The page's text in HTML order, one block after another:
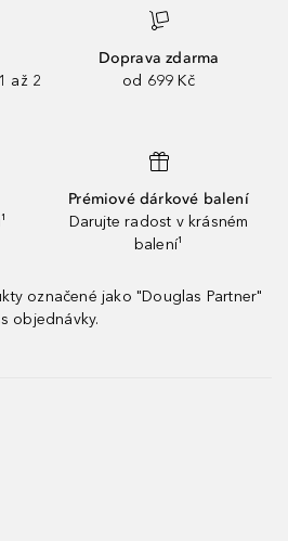
až 2
Doprava zdarma
od 699 Kč
Prémiové dárkové balení
Darujte radost v krásném
balení¹
označené jako "Douglas Partner"
objednávky.